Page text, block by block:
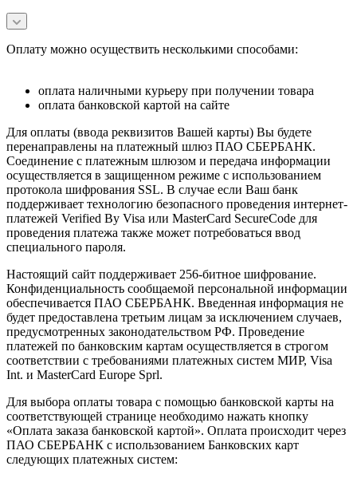
Оплату можно осуществить несколькими способами:
оплата наличными курьеру при получении товара
оплата банковской картой на сайте
Для оплаты (ввода реквизитов Вашей карты) Вы будете
перенаправлены на платежный шлюз ПАО СБЕРБАНК.
Соединение с платежным шлюзом и передача информации
осуществляется в защищенном режиме с использованием
протокола шифрования SSL. В случае если Ваш банк
поддерживает технологию безопасного проведения интернет-
платежей Verified By Visa или MasterCard SecureCode для
проведения платежа также может потребоваться ввод
специального пароля.
Настоящий сайт поддерживает 256-битное шифрование.
Конфиденциальность сообщаемой персональной информации
обеспечивается ПАО СБЕРБАНК. Введенная информация не
будет предоставлена третьим лицам за исключением случаев,
предусмотренных законодательством РФ. Проведение
платежей по банковским картам осуществляется в строгом
соответствии с требованиями платежных систем МИР, Visa
Int. и MasterCard Europe Sprl.
Для выбора оплаты товара с помощью банковской карты на
соответствующей странице необходимо нажать кнопку
«Оплата заказа банковской картой». Оплата происходит через
ПАО СБЕРБАНК с использованием Банковских карт
следующих платежных систем: